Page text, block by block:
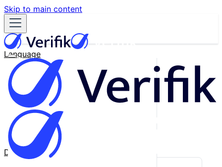
Skip to main content
Language
English
Español
Français
Português
한국어
日本語
中文
Docs